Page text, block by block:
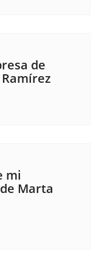
mi
Marta
de